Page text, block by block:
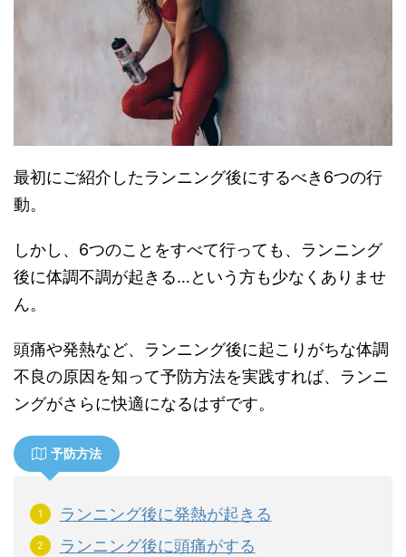
最初にご紹介したランニング後にするべき6つの行
動。
しかし、6つのことをすべて行っても、ランニング
後に体調不調が起きる…という方も少なくありませ
ん。
頭痛や発熱など、ランニング後に起こりがちな体調
不良の原因を知って予防方法を実践すれば、ランニ
ングがさらに快適になるはずです。
予防方法
ランニング後に発熱が起きる
ランニング後に頭痛がする